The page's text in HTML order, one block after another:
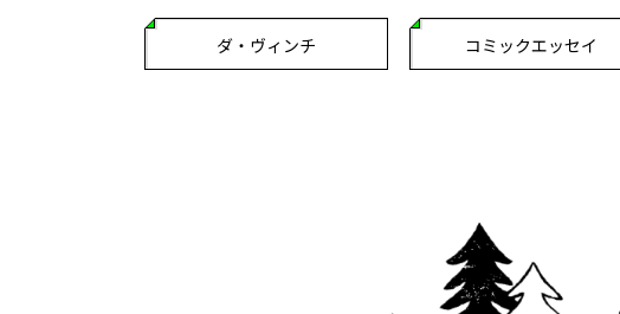
ダ・ヴィンチ コミックエッセイ